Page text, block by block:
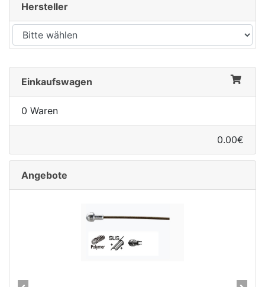
Hersteller
Einkaufswagen
0 Waren
0.00€
Angebote